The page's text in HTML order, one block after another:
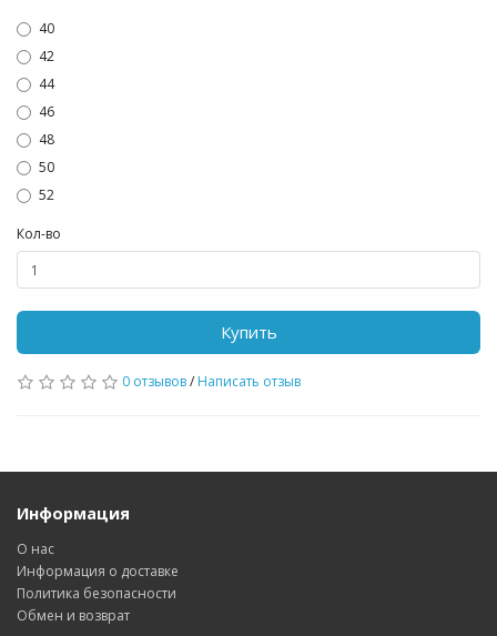
40
42
44
46
48
50
52
Кол-во
Купить
0 отзывов/ Написать отзыв
Информация
О нас
Информация о доставке
Политика безопасности
Обмен и возврат